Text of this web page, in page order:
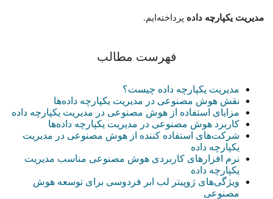
مدیریت یکپارچه داده ‌ پرداخته‌ایم.
فهرست مطالب
مدیریت یکپارچه داده چیست؟
نقش هوش مصنوعی در مدیریت یکپارچه داده‌ها
مزایای استفاده از هوش مصنوعی در مدیریت یکپارچه داده
کاربرد هوش مصنوعی در مدیریت یکپارچه داده‌ها
شرکت‌های استفاده کننده از هوش مصنوعی در مدیریت
یکپارچه داده
نرم افزارهای کاربردی هوش مصنوعی مناسب مدیریت
یکپارچه داده
ویژگی‌های ژوپیتر لب ابر فردوسی برای توسعه هوش
مصنوعی